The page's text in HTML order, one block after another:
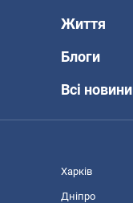
Життя
Блоги
Всі новини
Харків
Дніпро